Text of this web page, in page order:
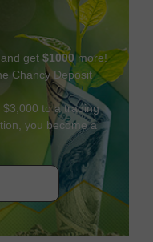
get $1000 more!
Chancy Deposit
to a trading
you become a